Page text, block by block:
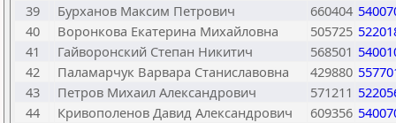
39
Бурханов Максим Петрович 660404
40
Воронкова Екатерина Михайловна 505725
41
Гайворонский Степан Никитич 568501
42
Паламарчук Варвара Станиславовна 429880
43
Петров Михаил Александрович 571211
44
Кривополенов Давид Александрович 609356